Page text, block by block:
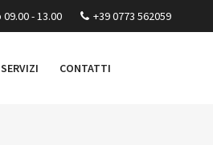
09.00 - 13.00 +39 0773 562059
SERVIZI CONTATTI